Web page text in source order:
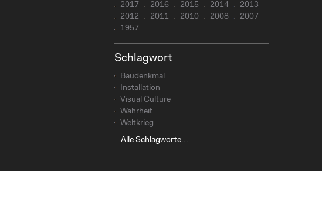
2017
2016 2015 2014
2013
2012
2011 2010 2008
2007
1957
Schlagwort
Baudenkmal
Installation
Visual Culture
Wahrheit
Weltkrieg
Alle Schlagworte...